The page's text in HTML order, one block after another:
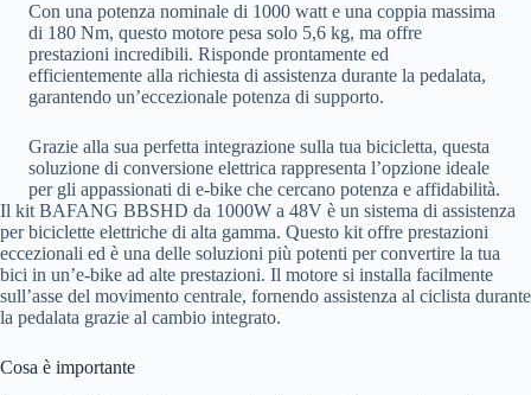
Con una potenza nominale di 1000 watt e una coppia massima
di 180 Nm, questo motore pesa solo 5,6 kg, ma offre
prestazioni incredibili. Risponde prontamente ed
efficientemente alla richiesta di assistenza durante la pedalata,
garantendo un’eccezionale potenza di supporto.
Grazie alla sua perfetta integrazione sulla tua bicicletta, questa
soluzione di conversione elettrica rappresenta l’opzione ideale
per gli appassionati di e-bike che cercano potenza e affidabilità.
Il kit BAFANG BBSHD da 1000W a 48V è un sistema di assistenza
per biciclette elettriche di alta gamma. Questo kit offre prestazioni
eccezionali ed è una delle soluzioni più potenti per convertire la tua
bici in un’e-bike ad alte prestazioni. Il motore si installa facilmente
sull’asse del movimento centrale, fornendo assistenza al ciclista durante
la pedalata grazie al cambio integrato.
Cosa è importante